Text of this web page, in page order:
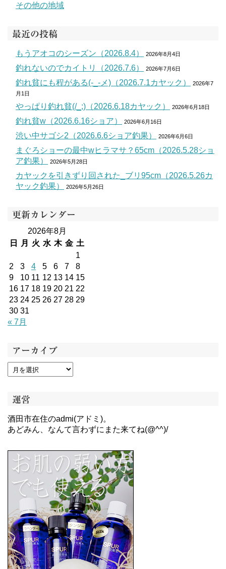
その他の地域
最近の投稿
もうアオコのシーズン（2026.8.4） 2026年8月4日
釣れないのでカイトリ（2026.7.6） 2026年7月6日
釣れ貧にも程がある(-_-メ)（2026.7.1カヤック）
2026年7
月1日
やっぱり釣れ貧(/_;)（2026.6.18カヤック） 2026年6月18日
釣れ貧w（2026.6.16ショア） 2026年6月16日
渋い中サゴシ2（2026.6.6ショア釣果） 2026年6月6日
まぐろショーの最中wヒラマサ？65cm（2026.5.28ショ
ア釣果）
2026年5月28日
カヤックを引きずり回された_ブリ95cm（2026.5.26カ
ヤック釣果）
2026年5月26日
更新カレンダー
2026年8月
日
月 火 水 木 金 土
1
2
3 4 5 6 7
8
9
10 11 12 13 14 15
16 17 18 19 20 21 22
23 24 25 26 27 28 29
30 31
« 7月
アーカイブ
運営
酒田市在住のadmi(アドミ)。
あどみん、なんて言わずにまた来てね(@^^)/